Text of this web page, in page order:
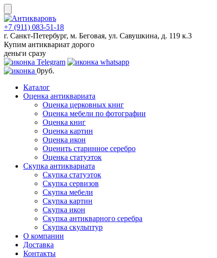
Skip
to
content
+7 (911) 083-51-18
г. Санкт-Петербург, м. Беговая, ул. Савушкина, д. 119 к.3
Купим антиквариат дорого
деньги сразу
0руб.
Каталог
Оценка антиквариата
Оценка церковных книг
Оценка мебели по фотографии
Оценка книг
Оценка картин
Оценка икон
Оценить старинное серебро
Оценка статуэток
Скупка антиквариата
Скупка статуэток
Скупка сервизов
Скупка мебели
Скупка картин
Скупка икон
Скупка антикварного серебра
Скупка скульптур
О компании
Доставка
Контакты